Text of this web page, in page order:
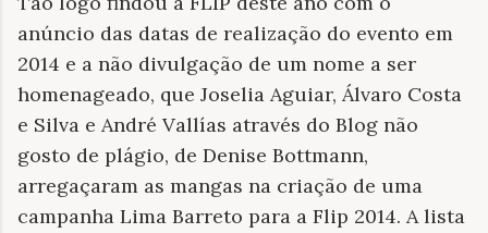
anúncio das datas de realização do evento em
2014 e a não divulgação de um nome a ser
homenageado, que Joselia Aguiar, Álvaro Costa
e Silva e André Vallías através do Blog não
gosto de plágio, de Denise Bottmann,
arregaçaram as mangas na criação de uma
campanha Lima Barreto para a Flip 2014. A lista